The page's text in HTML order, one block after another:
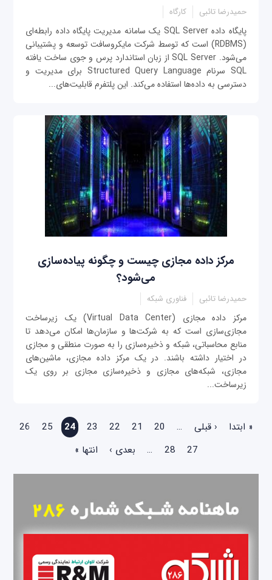
حمیدرضا تائبی کارگاه
پایگاه داده SQL Server یک سامانه مدیریت پایگاه داده رابطه‌ای
(RDBMS) است که توسط شرکت مایکروسافت توسعه و پشتیبانی
می‌شود. SQL Server از زبان استاندارد پرس و جوی ساخت یافته
SQL سرنام Structured Query Language برای مدیریت و
دسترسی به داده‌ها استفاده می‌کند. این پلتفرم قابلیت‌های...
مرکز داده مجازی چیست و چگونه پیاده‌سازی
می‌شود؟
حمیدرضا تائبی فناوری شبکه
مرکز داده مجازی (Virtual Data Center) یک زیرساخت
مجازی‌سازی است که به شرکت‌ها و سازمان‌ها امکان می‌دهد تا
منابع محاسباتی، شبکه و ذخیره‌سازی را به صورت منطقی و مجازی
در اختیار داشته باشند. در یک مرکز داده مجازی، ماشین‌های
مجازی، شبکه‌های مجازی و ذخیره‌سازی مجازی بر روی یک
زیرساخت...
صفحه‌ها
« ابتدا ‹ قبلی …
20
21
22
23
24
25
26
27
28
… بعدی › انتها »